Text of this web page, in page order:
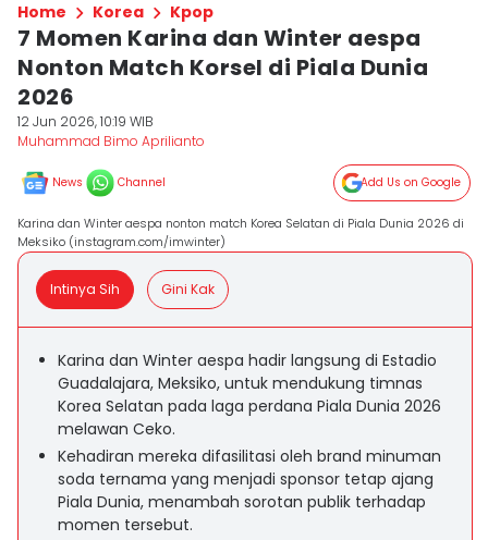
Home Korea Kpop
7 Momen Karina dan Winter aespa
Nonton Match Korsel di Piala Dunia
2026
12 Jun 2026, 10:19 WIB
Muhammad Bimo Aprilianto
News Channel Add Us on Google
Karina dan Winter aespa nonton match Korea Selatan di Piala Dunia 2026 di
Meksiko (instagram.com/imwinter)
Intinya Sih Gini Kak
Karina dan Winter aespa hadir langsung di Estadio
Guadalajara, Meksiko, untuk mendukung timnas
Korea Selatan pada laga perdana Piala Dunia 2026
melawan Ceko.
Kehadiran mereka difasilitasi oleh brand minuman
soda ternama yang menjadi sponsor tetap ajang
Piala Dunia, menambah sorotan publik terhadap
momen tersebut.